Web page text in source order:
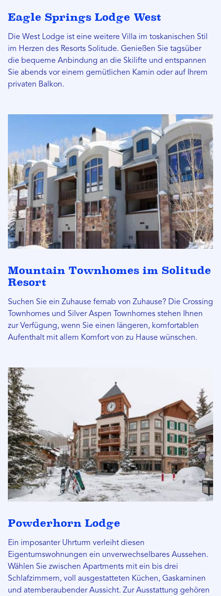
Eagle Springs Lodge West
Die West Lodge ist eine weitere Villa im toskanischen Stil
im Herzen des Resorts Solitude. Genießen Sie tagsüber
die bequeme Anbindung an die Skilifte und entspannen
Sie abends vor einem gemütlichen Kamin oder auf Ihrem
privaten Balkon.
Mountain Townhomes im Solitude
Resort
Suchen Sie ein Zuhause fernab von Zuhause? Die Crossing
Townhomes und Silver Aspen Townhomes stehen Ihnen
zur Verfügung, wenn Sie einen längeren, komfortablen
Aufenthalt mit allem Komfort von zu Hause wünschen.
Powderhorn Lodge
Ein imposanter Uhrturm verleiht diesen
Eigentumswohnungen ein unverwechselbares Aussehen.
Wählen Sie zwischen Apartments mit ein bis drei
Schlafzimmern, voll ausgestatteten Küchen, Gaskaminen
und atemberaubender Aussicht. Zur Ausstattung gehören